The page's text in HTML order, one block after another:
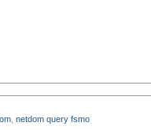
netdom query fsmo